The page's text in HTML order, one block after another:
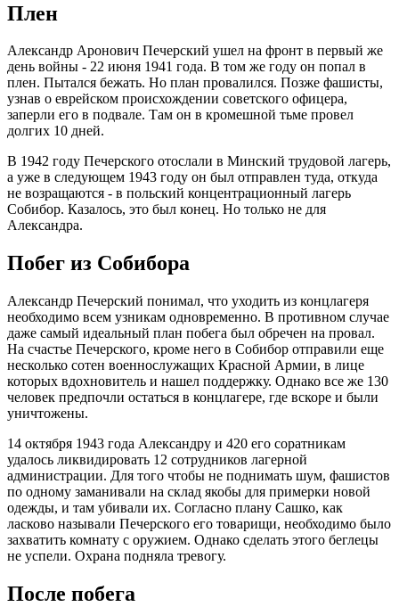
Плен
Александр Аронович Печерский ушел на фронт в первый же
день войны - 22 июня 1941 года. В том же году он попал в
плен. Пытался бежать. Но план провалился. Позже фашисты,
узнав о еврейском происхождении советского офицера,
заперли его в подвале. Там он в кромешной тьме провел
долгих 10 дней.
В 1942 году Печерского отослали в Минский трудовой лагерь,
а уже в следующем 1943 году он был отправлен туда, откуда
не возращаются - в польский концентрационный лагерь
Собибор. Казалось, это был конец. Но только не для
Александра.
Побег из Собибора
Александр Печерский понимал, что уходить из концлагеря
необходимо всем узникам одновременно. В противном случае
даже самый идеальный план побега был обречен на провал.
На счастье Печерского, кроме него в Собибор отправили еще
несколько сотен военнослужащих Красной Армии, в лице
которых вдохновитель и нашел поддержку. Однако все же 130
человек предпочли остаться в концлагере, где вскоре и были
уничтожены.
14 октября 1943 года Александру и 420 его соратникам
удалось ликвидировать 12 сотрудников лагерной
администрации. Для того чтобы не поднимать шум, фашистов
по одному заманивали на склад якобы для примерки новой
одежды, и там убивали их. Согласно плану Сашко, как
ласково называли Печерского его товарищи, необходимо было
захватить комнату с оружием. Однако сделать этого беглецы
не успели. Охрана подняла тревогу.
После побега